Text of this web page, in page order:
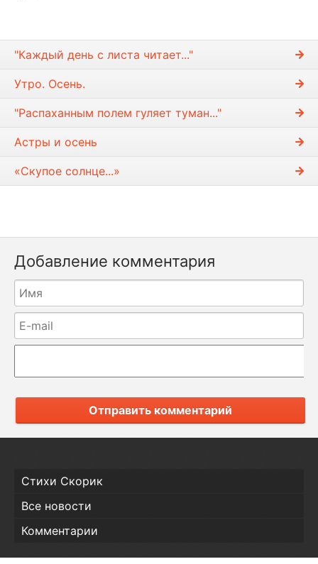
"Каждый день с листа читает..."
Утро. Осень.
"Распаханным полем гуляет туман..."
Астры и осень
«Скупое солнце...»
Добавление комментария
Отправить комментарий
Стихи Скорик
Все новости
Комментарии